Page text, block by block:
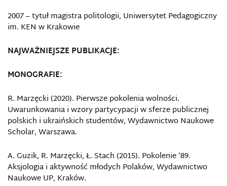
2007 – tytuł magistra politologii, Uniwersytet Pedagogiczny
im. KEN w Krakowie
NAJWAŻNIEJSZE PUBLIKACJE:
MONOGRAFIE:
R. Marzęcki (2020). Pierwsze pokolenia wolności.
Uwarunkowania i wzory partycypacji w sferze publicznej
polskich i ukraińskich studentów, Wydawnictwo Naukowe
Scholar, Warszawa.
A. Guzik, R. Marzęcki, Ł. Stach (2015). Pokolenie ’89.
Aksjologia i aktywność młodych Polaków, Wydawnictwo
Naukowe UP, Kraków.